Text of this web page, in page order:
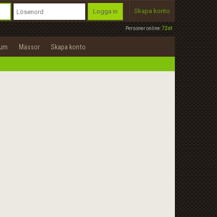
Personer online:72st
Logga in Skapa konto
Mässor Skapa konto